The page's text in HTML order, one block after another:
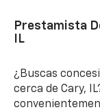
Prestamista
IL
¿Buscas
cerca de Cary,